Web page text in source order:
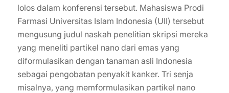
lolos dalam konferensi tersebut. Mahasiswa Prodi
Farmasi Universitas Islam Indonesia (UII) tersebut
mengusung judul naskah penelitian skripsi mereka
yang meneliti partikel nano dari emas yang
diformulasikan dengan tanaman asli Indonesia
sebagai pengobatan penyakit kanker. Tri senja
misalnya, yang memformulasikan partikel nano